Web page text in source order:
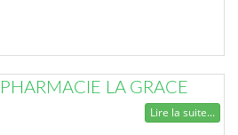
PHARMACIE LA GRACE
Lire la suite...